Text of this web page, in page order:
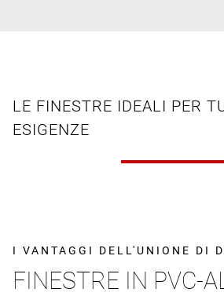
LE FINESTRE IDEALI PER
ESIGENZE
I VANTAGGI DELL'UNIONE DI
FINESTRE IN PVC-